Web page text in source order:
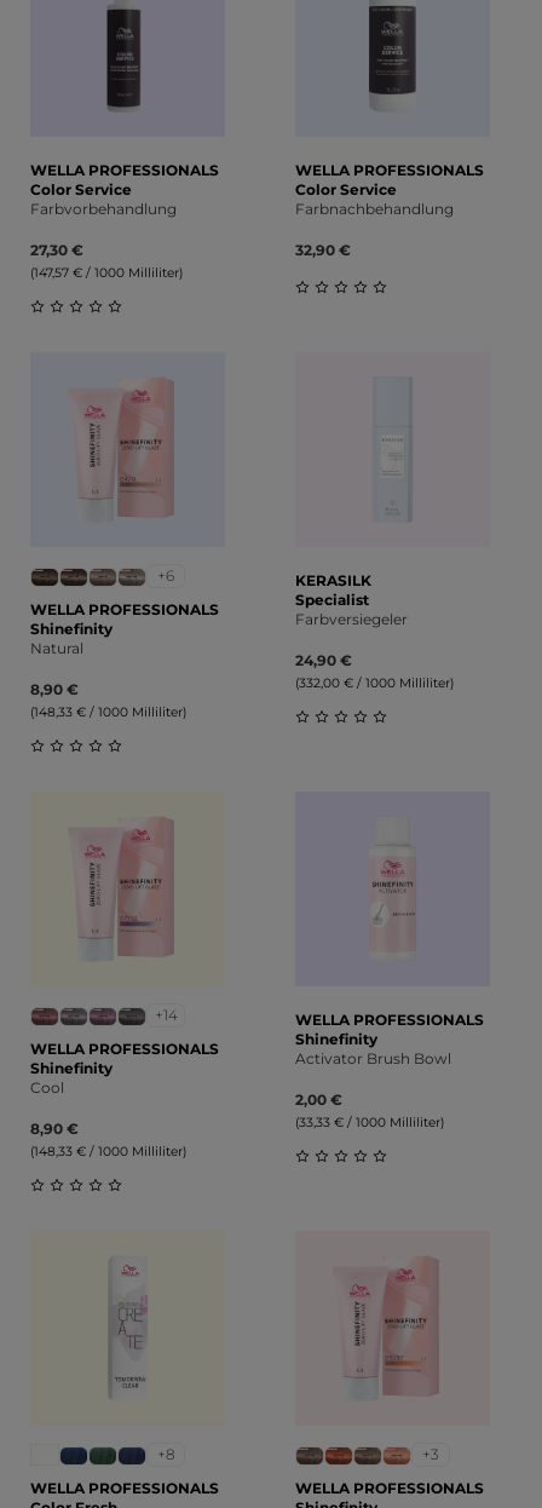
WELLA PROFESSIONALS
Color Service
Farbvorbehandlung
27,30 €
(147,57 € / 1000 Milliliter)
WELLA PROFESSIONALS
Color Service
Farbnachbehandlung
32,90 €
+6
WELLA PROFESSIONALS
Shinefinity
Natural
8,90 €
(148,33 € / 1000 Milliliter)
KERASILK
Specialist
Farbversiegeler
24,90 €
(332,00 € / 1000 Milliliter)
+14
WELLA PROFESSIONALS
Shinefinity
Cool
8,90 €
(148,33 € / 1000 Milliliter)
WELLA PROFESSIONALS
Shinefinity
Activator Brush Bowl
2,00 €
(33,33 € / 1000 Milliliter)
+8
WELLA PROFESSIONALS
+3
WELLA PROFESSIONALS